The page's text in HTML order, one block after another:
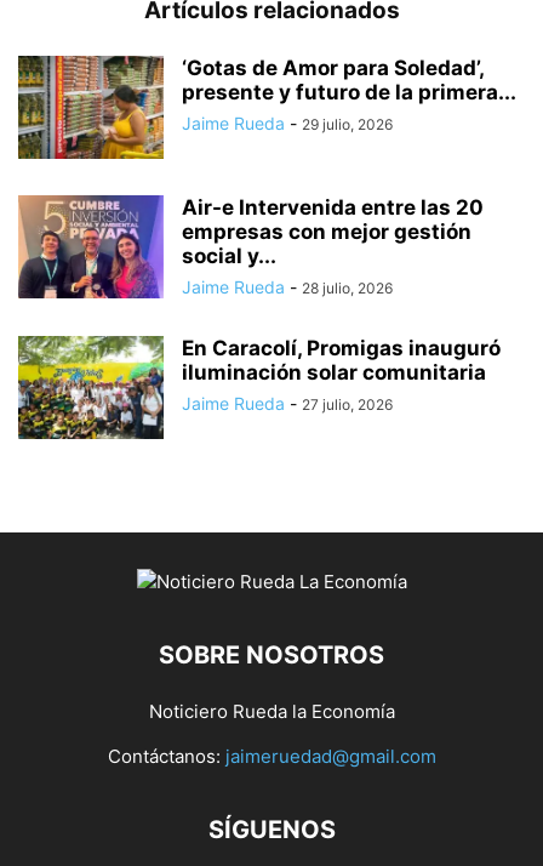
Artículos relacionados
‘Gotas de Amor para Soledad’,
presente y futuro de la primera...
Jaime Rueda - 29 julio, 2026
Air-e Intervenida entre las 20
empresas con mejor gestión
social y...
Jaime Rueda - 28 julio, 2026
En Caracolí, Promigas inauguró
iluminación solar comunitaria
Jaime Rueda - 27 julio, 2026
SOBRE NOSOTROS
Noticiero Rueda la Economía
Contáctanos: jaimeruedad@gmail.com
SÍGUENOS